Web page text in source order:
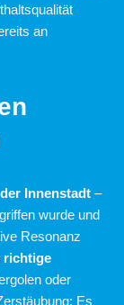
an
Innenstadt –
wurde und
Resonanz
richtige
oder
Es